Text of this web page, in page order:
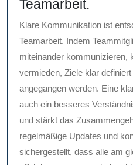
Teamarbeit.
Klare Kommunikation ist
Teamarbeit. Indem
miteinander kommunizieren,
vermieden, Ziele klar
angegangen werden. Eine
auch ein besseres
und stärkt das
regelmäßige Updates und
sichergestellt, dass alle am